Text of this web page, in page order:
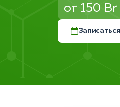
от 150 Br
Записаться